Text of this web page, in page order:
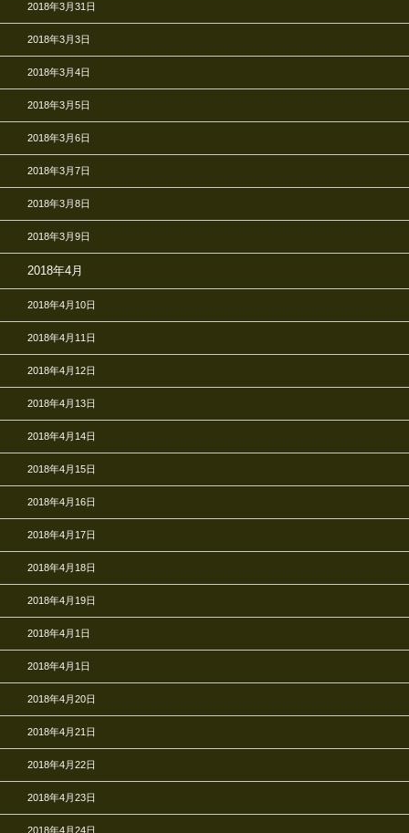
2018年3月31日
2018年3月3日
2018年3月4日
2018年3月5日
2018年3月6日
2018年3月7日
2018年3月8日
2018年3月9日
2018年4月
2018年4月10日
2018年4月11日
2018年4月12日
2018年4月13日
2018年4月14日
2018年4月15日
2018年4月16日
2018年4月17日
2018年4月18日
2018年4月19日
2018年4月1日
2018年4月1日
2018年4月20日
2018年4月21日
2018年4月22日
2018年4月23日
2018年4月24日